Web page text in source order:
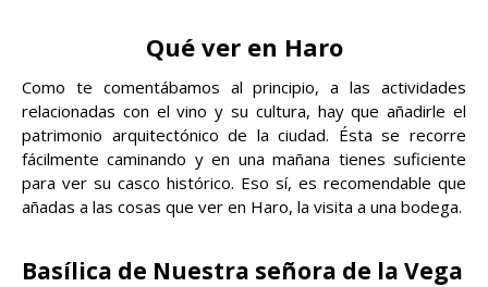
Qué ver en Haro
Como te comentábamos al principio, a las actividades
relacionadas con el vino y su cultura, hay que añadirle el
patrimonio arquitectónico de la ciudad. Ésta se recorre
fácilmente caminando y en una mañana tienes suficiente
para ver su casco histórico. Eso sí, es recomendable que
añadas a las cosas que ver en Haro, la visita a una bodega.
Basílica de Nuestra señora de la Vega